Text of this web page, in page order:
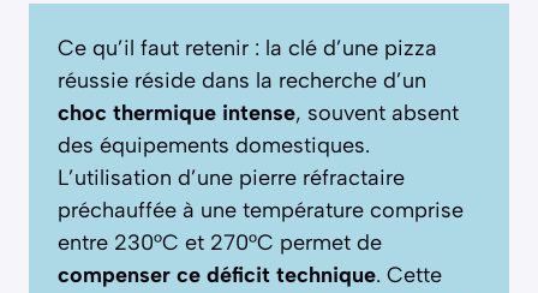
Ce qu’il faut retenir : la clé d’une pizza
réussie réside dans la recherche d’un
choc thermique intense, souvent absent
des équipements domestiques.
L’utilisation d’une pierre réfractaire
préchauffée à une température comprise
entre 230°C et 270°C permet de
compenser ce déficit technique. Cette